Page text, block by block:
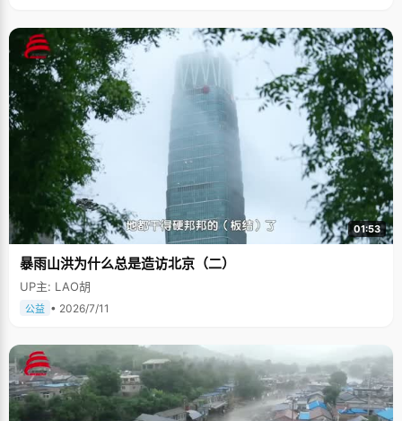
01:53
暴雨山洪为什么总是造访北京（二）
UP主: LAO胡
公益 • 2026/7/11